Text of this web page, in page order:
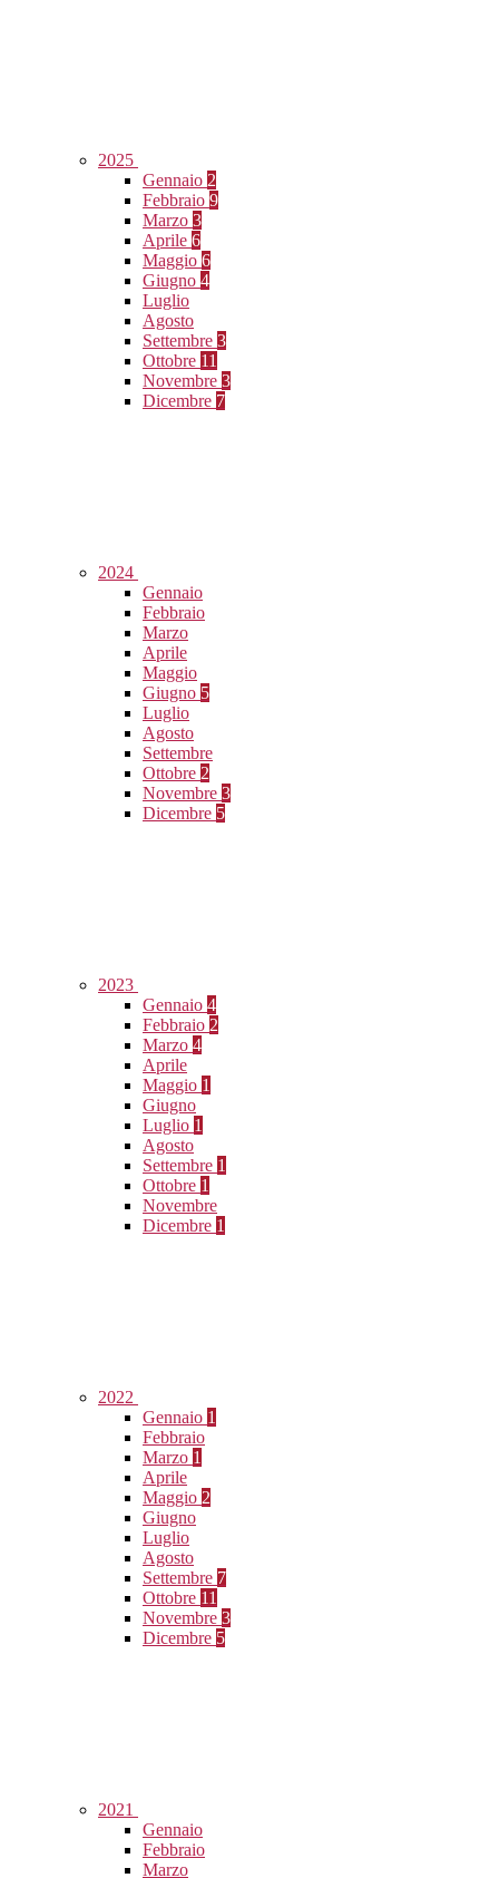
2025
Gennaio 2
Febbraio 9
Marzo 3
Aprile 6
Maggio 6
Giugno 4
Luglio
Agosto
Settembre 3
Ottobre 11
Novembre 3
Dicembre 7
2024
Gennaio
Febbraio
Marzo
Aprile
Maggio
Giugno 5
Luglio
Agosto
Settembre
Ottobre 2
Novembre 3
Dicembre 5
2023
Gennaio 4
Febbraio 2
Marzo 4
Aprile
Maggio 1
Giugno
Luglio 1
Agosto
Settembre 1
Ottobre 1
Novembre
Dicembre 1
2022
Gennaio 1
Febbraio
Marzo 1
Aprile
Maggio 2
Giugno
Luglio
Agosto
Settembre 7
Ottobre 11
Novembre 3
Dicembre 5
2021
Gennaio
Febbraio
Marzo